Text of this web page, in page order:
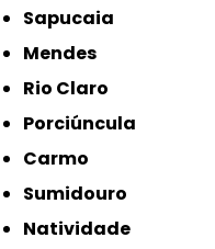
Sapucaia
Mendes
Rio Claro
Porciúncula
Carmo
Sumidouro
Natividade